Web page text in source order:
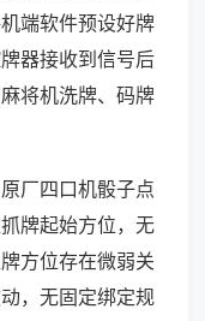
端软件预设好牌
器接收到信号后
将机洗牌、码牌
厂四口机骰子点
牌起始方位，无
方位存在微弱关
，无固定绑定规